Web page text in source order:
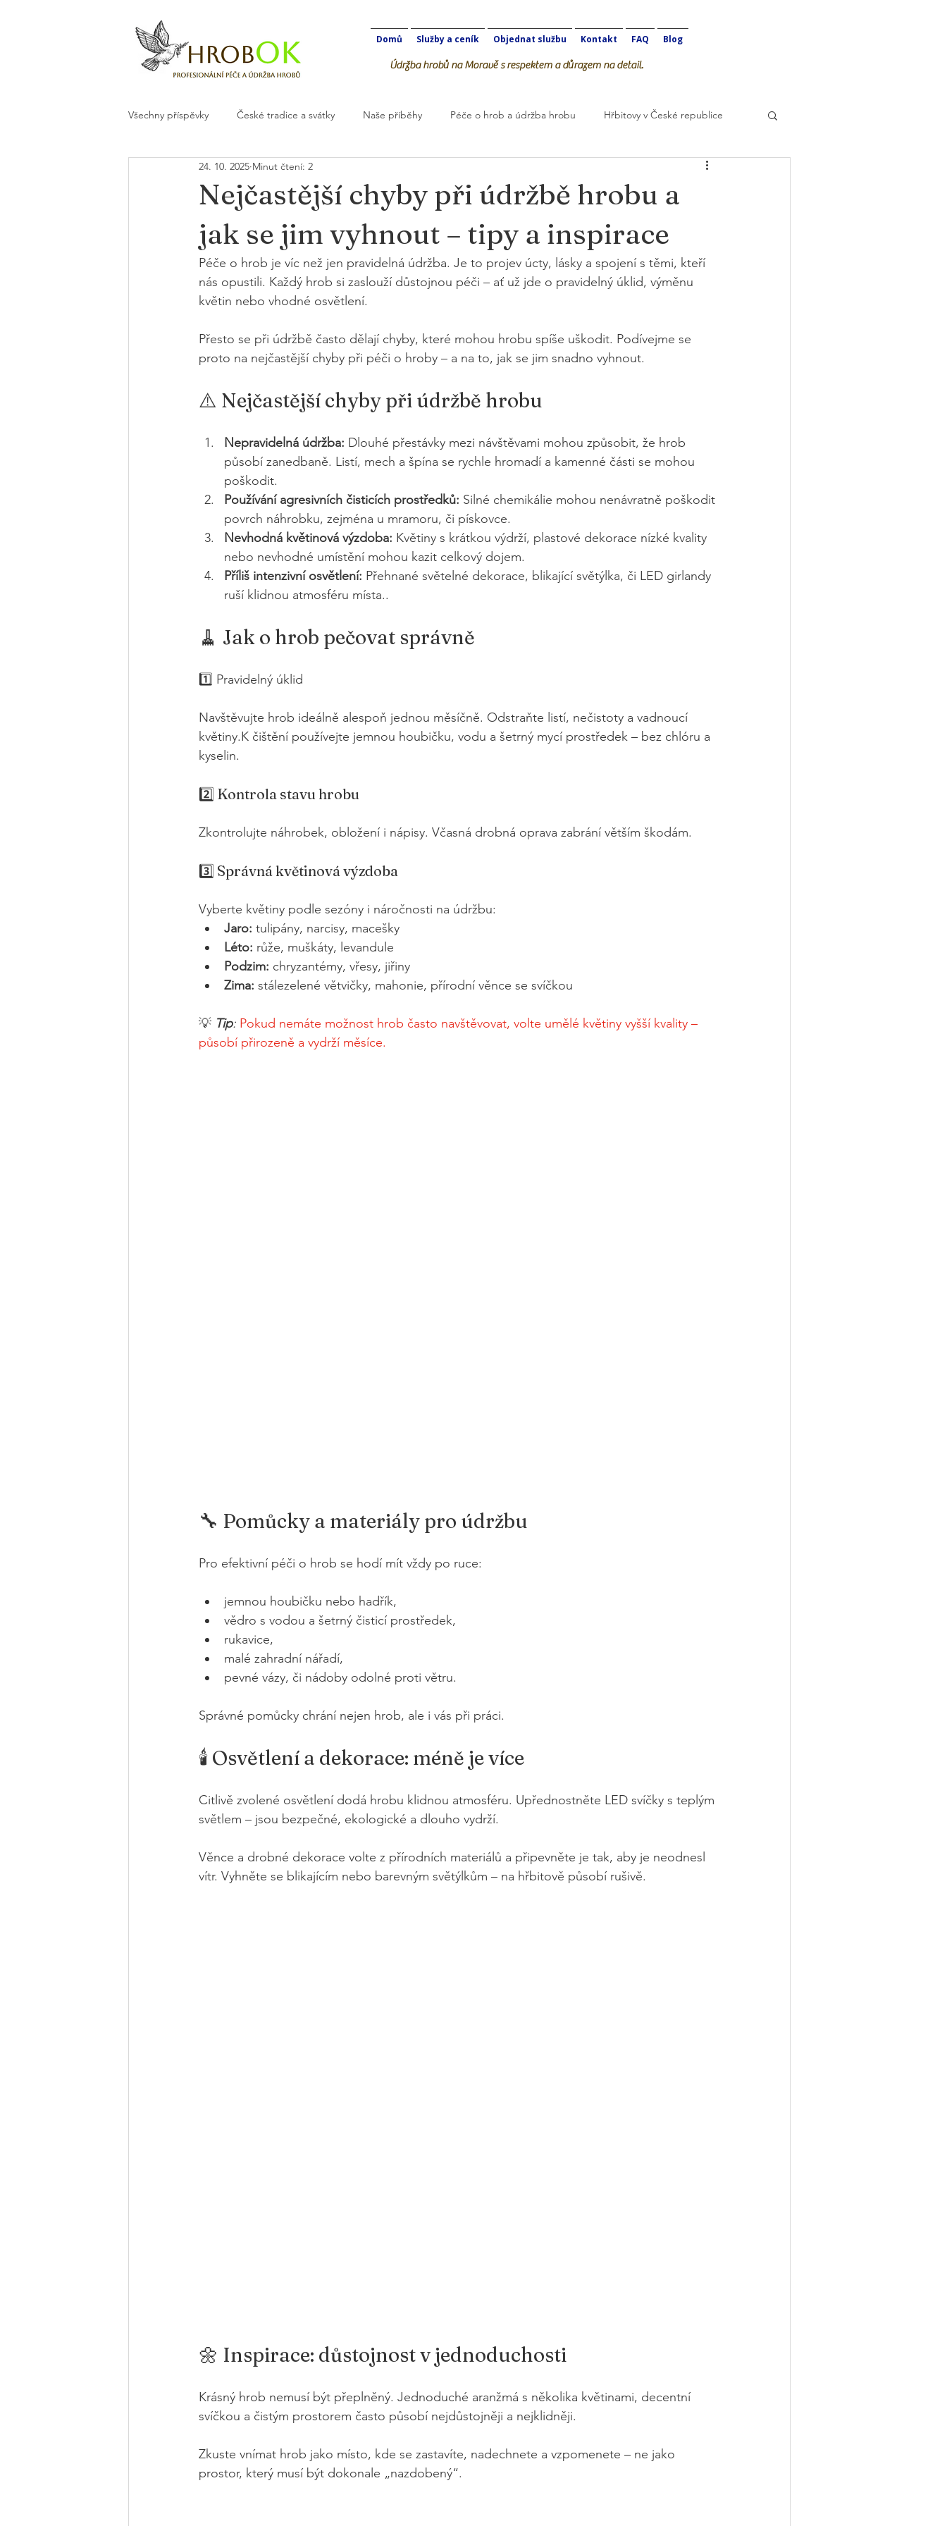
Domů Služby a ceník Objednat službu Kontakt FAQ Blog
Údržba hrobů na Moravě s respektem a důrazem na detail.
Všechny příspěvky České tradice a svátky Naše příběhy Péče o hrob a údržba hrobu Hřbitovy v České republice
Květiny a dekorace na hrob HrobOK
Nejčastější chyby při údržbě hrobu a
jak se jim vyhnout – tipy a inspirace
24. 10. 2025 Minut čtení: 2
Péče o hrob je víc než jen pravidelná údržba. Je to projev úcty, lásky a spojení s těmi, kteří
nás opustili. Každý hrob si zaslouží důstojnou péči – ať už jde o pravidelný úklid, výměnu
květin nebo vhodné osvětlení.
Přesto se při údržbě často dělají chyby, které mohou hrobu spíše uškodit. Podívejme se
proto na nejčastější chyby při péči o hroby – a na to, jak se jim snadno vyhnout.
⚠️ Nejčastější chyby při údržbě hrobu
Nepravidelná údržba: Dlouhé přestávky mezi návštěvami mohou způsobit, že hrob
působí zanedbaně. Listí, mech a špína se rychle hromadí a kamenné části se mohou
poškodit.
Používání agresivních čisticích prostředků: Silné chemikálie mohou nenávratně poškodit
povrch náhrobku, zejména u mramoru, či pískovce.
Nevhodná květinová výzdoba: Květiny s krátkou výdrží, plastové dekorace nízké kvality
nebo nevhodné umístění mohou kazit celkový dojem.
Příliš intenzivní osvětlení: Přehnané světelné dekorace, blikající světýlka, či LED girlandy
ruší klidnou atmosféru místa..
🧹 Jak o hrob pečovat správně
1️⃣ Pravidelný úklid
Navštěvujte hrob ideálně alespoň jednou měsíčně. Odstraňte listí, nečistoty a vadnoucí
květiny.K čištění používejte jemnou houbičku, vodu a šetrný mycí prostředek – bez chlóru a
kyselin.
2️⃣ Kontrola stavu hrobu
Zkontrolujte náhrobek, obložení i nápisy. Včasná drobná oprava zabrání větším škodám.
3️⃣ Správná květinová výzdoba
Vyberte květiny podle sezóny i náročnosti na údržbu:
Jaro: tulipány, narcisy, macešky
Léto: růže, muškáty, levandule
Podzim: chryzantémy, vřesy, jiřiny
Zima: stálezelené větvičky, mahonie, přírodní věnce se svíčkou
💡 Tip: Pokud nemáte možnost hrob často navštěvovat, volte umělé květiny vyšší kvality –
působí přirozeně a vydrží měsíce.
🔧 Pomůcky a materiály pro údržbu
Pro efektivní péči o hrob se hodí mít vždy po ruce:
jemnou houbičku nebo hadřík,
vědro s vodou a šetrný čisticí prostředek,
rukavice,
malé zahradní nářadí,
pevné vázy, či nádoby odolné proti větru.
Správné pomůcky chrání nejen hrob, ale i vás při práci.
🕯 Osvětlení a dekorace: méně je více
Citlivě zvolené osvětlení dodá hrobu klidnou atmosféru. Upřednostněte LED svíčky s teplým
světlem – jsou bezpečné, ekologické a dlouho vydrží.
Věnce a drobné dekorace volte z přírodních materiálů a připevněte je tak, aby je neodnesl
vítr. Vyhněte se blikajícím nebo barevným světýlkům – na hřbitově působí rušivě.
🌼 Inspirace: důstojnost v jednoduchosti
Krásný hrob nemusí být přeplněný. Jednoduché aranžmá s několika květinami, decentní
svíčkou a čistým prostorem často působí nejdůstojněji a nejklidněji.
Zkuste vnímat hrob jako místo, kde se zastavíte, nadechnete a vzpomenete – ne jako
prostor, který musí být dokonale „nazdobený“.